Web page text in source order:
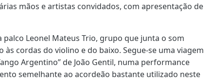
mãos e artistas convidados, com apresentação de
palco Leonel Mateus Trio, grupo que junta o som
cordas do violino e do baixo. Segue-se uma viagem
Argentino” de João Gentil, numa performance
semelhante ao acordeão bastante utilizado neste